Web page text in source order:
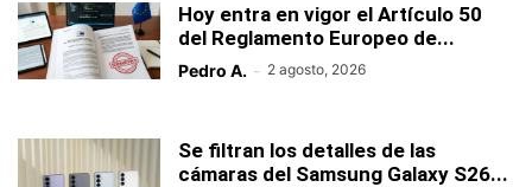
Hoy entra en vigor el Artículo 50
del Reglamento Europeo de...
Pedro A. - 2 agosto, 2026
Se filtran los detalles de las
cámaras del Samsung Galaxy S26...